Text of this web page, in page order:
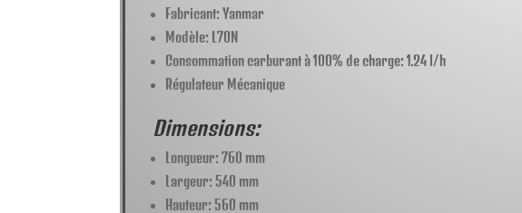
Fabricant: Yanmar
Modèle: L70N
Consommation carburant à 100% de charge: 1.24 l/h
Régulateur Mécanique
Dimensions:
Longueur: 760 mm
Largeur: 540 mm
Hauteur: 560 mm